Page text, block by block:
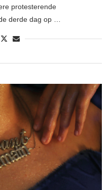
protesterende
derde dag op …